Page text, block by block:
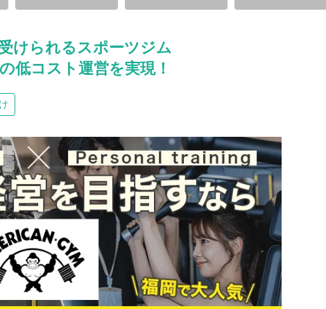
サイドビジネス
けられるスポーツジム
低コスト運営を実現！